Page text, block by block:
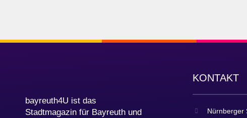
bayreuth4U ist das
Stadtmagazin für Bayreuth und
KONTAKT
Nürnberger